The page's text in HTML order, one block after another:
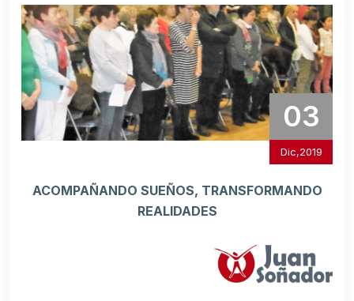
03
Dic,2019
ACOMPAÑANDO SUEÑOS, TRANSFORMANDO
REALIDADES